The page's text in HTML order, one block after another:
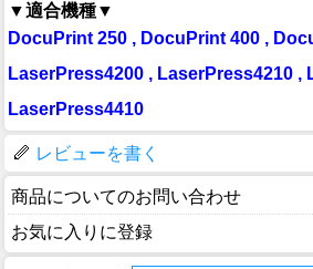
▼適合機種▼
DocuPrint 250 , DocuPrint 400 ,
LaserPress4200 , LaserPress4210 ,
LaserPress4410
レビューを書く
商品についてのお問い合わせ
お気に入りに登録